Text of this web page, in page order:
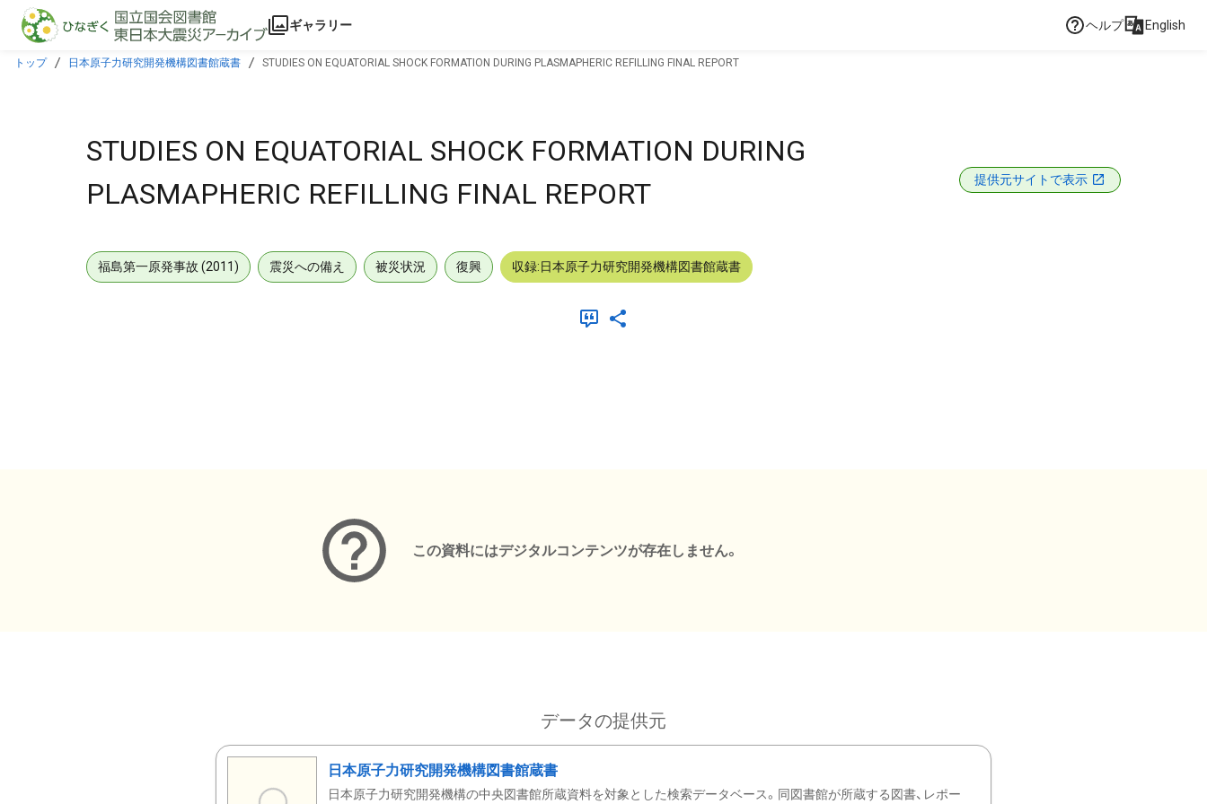
本文に飛ぶ
ギャラリー ヘルプ English
トップ 日本原子力研究開発機構図書館蔵書 STUDIES ON EQUATORIAL SHOCK FORMATION DURING PLASMAPHERIC REFILLING FINAL REPORT
STUDIES ON EQUATORIAL SHOCK FORMATION DURING
PLASMAPHERIC REFILLING FINAL REPORT
提供元サイトで表示
福島第一原発事故 (2011) 震災への備え 被災状況 復興 収録:日本原子力研究開発機構図書館蔵書
この資料にはデジタルコンテンツが存在しません。
データの提供元
日本原子力研究開発機構図書館蔵書
日本原子力研究開発機構の中央図書館所蔵資料を対象とした検索データベース。同図書館が所蔵する図書、レポー